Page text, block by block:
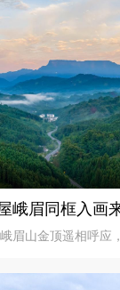
峨眉同框入画
眉山金顶遥相呼应